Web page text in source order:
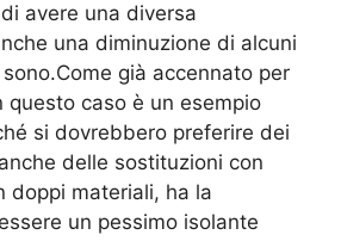
avere una diversa
una diminuzione di alcuni
già accennato per
questo caso è un esempio
si dovrebbero preferire dei
delle sostituzioni con
doppi materiali, ha la
un pessimo isolante